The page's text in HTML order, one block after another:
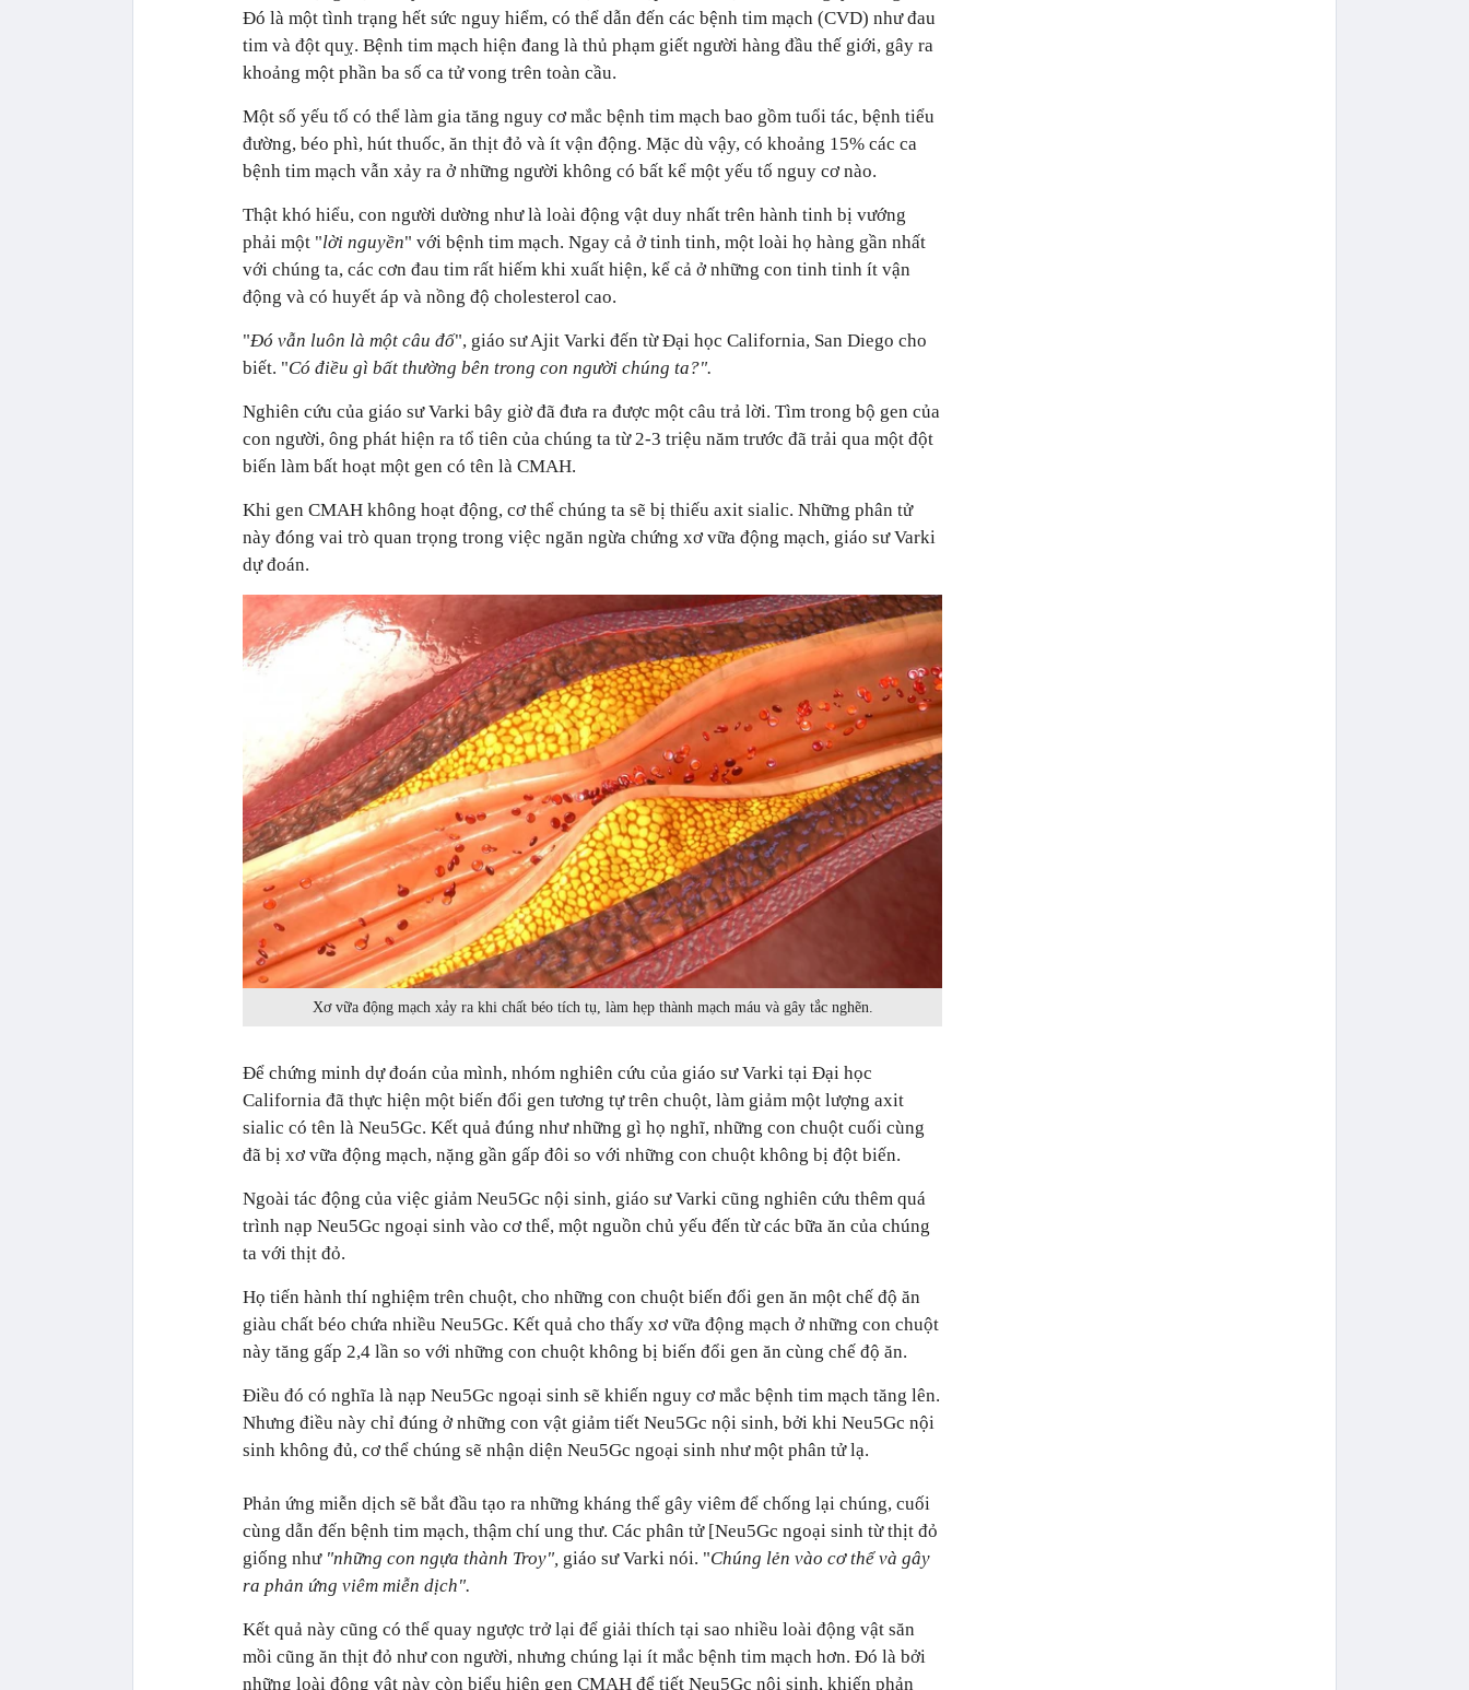
Đó là một tình trạng hết sức nguy hiểm, có thể dẫn đến các bệnh tim mạch (CVD) như đau
tim và đột quỵ. Bệnh tim mạch hiện đang là thủ phạm giết người hàng đầu thế giới, gây ra
khoảng một phần ba số ca tử vong trên toàn cầu.
Một số yếu tố có thể làm gia tăng nguy cơ mắc bệnh tim mạch bao gồm tuổi tác, bệnh tiểu
đường, béo phì, hút thuốc, ăn thịt đỏ và ít vận động. Mặc dù vậy, có khoảng 15% các ca
bệnh tim mạch vẫn xảy ra ở những người không có bất kể một yếu tố nguy cơ nào.
Thật khó hiểu, con người dường như là loài động vật duy nhất trên hành tinh bị vướng
phải một "lời nguyền" với bệnh tim mạch. Ngay cả ở tinh tinh, một loài họ hàng gần nhất
với chúng ta, các cơn đau tim rất hiếm khi xuất hiện, kể cả ở những con tinh tinh ít vận
động và có huyết áp và nồng độ cholesterol cao.
"Đó vẫn luôn là một câu đố", giáo sư Ajit Varki đến từ Đại học California, San Diego cho
biết. "Có điều gì bất thường bên trong con người chúng ta?".
Nghiên cứu của giáo sư Varki bây giờ đã đưa ra được một câu trả lời. Tìm trong bộ gen của
con người, ông phát hiện ra tổ tiên của chúng ta từ 2-3 triệu năm trước đã trải qua một đột
biến làm bất hoạt một gen có tên là CMAH.
Khi gen CMAH không hoạt động, cơ thể chúng ta sẽ bị thiếu axit sialic. Những phân tử
này đóng vai trò quan trọng trong việc ngăn ngừa chứng xơ vữa động mạch, giáo sư Varki
dự đoán.
Xơ vữa động mạch xảy ra khi chất béo tích tụ, làm hẹp thành mạch máu và gây tắc nghẽn.
Để chứng minh dự đoán của mình, nhóm nghiên cứu của giáo sư Varki tại Đại học
California đã thực hiện một biến đổi gen tương tự trên chuột, làm giảm một lượng axit
sialic có tên là Neu5Gc. Kết quả đúng như những gì họ nghĩ, những con chuột cuối cùng
đã bị xơ vữa động mạch, nặng gần gấp đôi so với những con chuột không bị đột biến.
Ngoài tác động của việc giảm Neu5Gc nội sinh, giáo sư Varki cũng nghiên cứu thêm quá
trình nạp Neu5Gc ngoại sinh vào cơ thể, một nguồn chủ yếu đến từ các bữa ăn của chúng
ta với thịt đỏ.
Họ tiến hành thí nghiệm trên chuột, cho những con chuột biến đổi gen ăn một chế độ ăn
giàu chất béo chứa nhiều Neu5Gc. Kết quả cho thấy xơ vữa động mạch ở những con chuột
này tăng gấp 2,4 lần so với những con chuột không bị biến đổi gen ăn cùng chế độ ăn.
Điều đó có nghĩa là nạp Neu5Gc ngoại sinh sẽ khiến nguy cơ mắc bệnh tim mạch tăng lên.
Nhưng điều này chỉ đúng ở những con vật giảm tiết Neu5Gc nội sinh, bởi khi Neu5Gc nội
sinh không đủ, cơ thể chúng sẽ nhận diện Neu5Gc ngoại sinh như một phân tử lạ.
Phản ứng miễn dịch sẽ bắt đầu tạo ra những kháng thể gây viêm để chống lại chúng, cuối
cùng dẫn đến bệnh tim mạch, thậm chí ung thư. Các phân tử [Neu5Gc ngoại sinh từ thịt đỏ
giống như "những con ngựa thành Troy", giáo sư Varki nói. "Chúng lẻn vào cơ thể và gây
ra phản ứng viêm miễn dịch".
Kết quả này cũng có thể quay ngược trở lại để giải thích tại sao nhiều loài động vật săn
mồi cũng ăn thịt đỏ như con người, nhưng chúng lại ít mắc bệnh tim mạch hơn. Đó là bởi
những loài động vật này còn biểu hiện gen CMAH để tiết Neu5Gc nội sinh, khiến phản